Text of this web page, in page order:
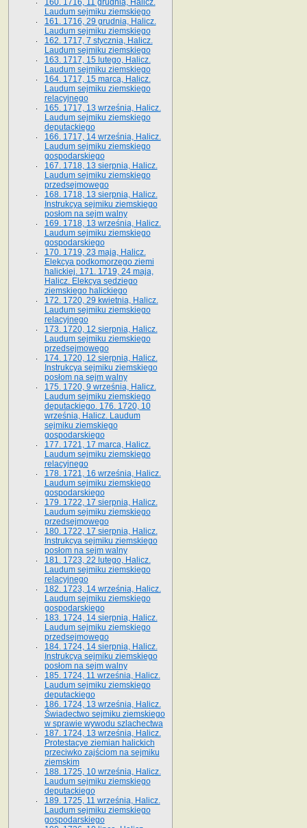
160. 1716, 11 grudnia, Halicz.
Laudum sejmiku ziemskiego
161. 1716, 29 grudnia, Halicz.
Laudum sejmiku ziemskiego
162. 1717, 7 stycznia, Halicz.
Laudum sejmiku ziemskiego
163. 1717, 15 lutego, Halicz.
Laudum sejmiku ziemskiego
164. 1717, 15 marca, Halicz.
Laudum sejmiku ziemskiego
relacyjnego
165. 1717, 13 września, Halicz.
Laudum sejmiku ziemskiego
deputackiego
166. 1717, 14 września, Halicz.
Laudum sejmiku ziemskiego
gospodarskiego
167. 1718, 13 sierpnia, Halicz.
Laudum sejmiku ziemskiego
przedsejmowego
168. 1718, 13 sierpnia, Halicz.
Instrukcya sejmiku ziemskiego
posłom na sejm walny
169. 1718, 13 września, Halicz.
Laudum sejmiku ziemskiego
gospodarskiego
170. 1719, 23 maja, Halicz.
Elekcya podkomorzego ziemi
halickiej. 171. 1719, 24 maja,
Halicz. Elekcya sędziego
ziemskiego halickiego
172. 1720, 29 kwietnia, Halicz.
Laudum sejmiku ziemskiego
relacyjnego
173. 1720, 12 sierpnia, Halicz.
Laudum sejmiku ziemskiego
przedsejmowego
174. 1720, 12 sierpnia, Halicz.
Instrukcya sejmiku ziemskiego
posłom na sejm walny
175. 1720, 9 września, Halicz.
Laudum sejmiku ziemskiego
deputackiego. 176. 1720, 10
września, Halicz. Laudum
sejmiku ziemskiego
gospodarskiego
177. 1721, 17 marca, Halicz.
Laudum sejmiku ziemskiego
relacyjnego
178. 1721, 16 września, Halicz.
Laudum sejmiku ziemskiego
gospodarskiego
179. 1722, 17 sierpnia, Halicz.
Laudum sejmiku ziemskiego
przedsejmowego
180. 1722, 17 sierpnia, Halicz.
Instrukcya sejmiku ziemskiego
posłom na sejm walny
181. 1723, 22 lutego, Halicz.
Laudum sejmiku ziemskiego
relacyjnego
182. 1723, 14 września, Halicz.
Laudum sejmiku ziemskiego
gospodarskiego
183. 1724, 14 sierpnia, Halicz.
Laudum sejmiku ziemskiego
przedsejmowego
184. 1724, 14 sierpnia, Halicz.
Instrukcya sejmiku ziemskiego
posłom na sejm walny
185. 1724, 11 września, Halicz.
Laudum sejmiku ziemskiego
deputackiego
186. 1724, 13 września, Halicz.
Świadectwo sejmiku ziemskiego
w sprawie wywodu szlachectwa
187. 1724, 13 września, Halicz.
Protestacye ziemian halickich
przeciwko zajściom na sejmiku
ziemskim
188. 1725, 10 września, Halicz.
Laudum sejmiku ziemskiego
deputackiego
189. 1725, 11 września, Halicz.
Laudum sejmiku ziemskiego
gospodarskiego